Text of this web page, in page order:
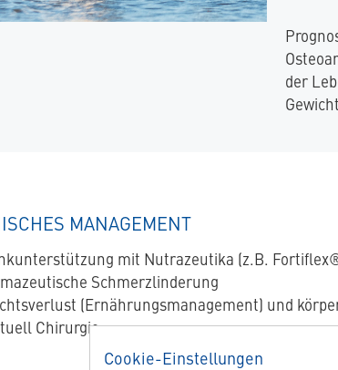
der
MANAGEMENT
mit Nutrazeutika (z.B.
Schmerzlinderung
(Ernährungsmanagement) und
Chirurgie
Cookie-Einstellungen